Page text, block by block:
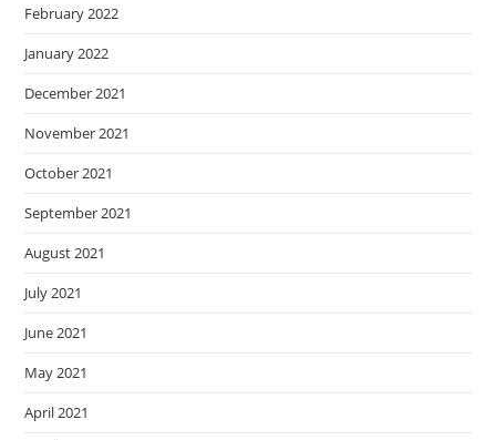
February 2022
January 2022
December 2021
November 2021
October 2021
September 2021
August 2021
July 2021
June 2021
May 2021
April 2021